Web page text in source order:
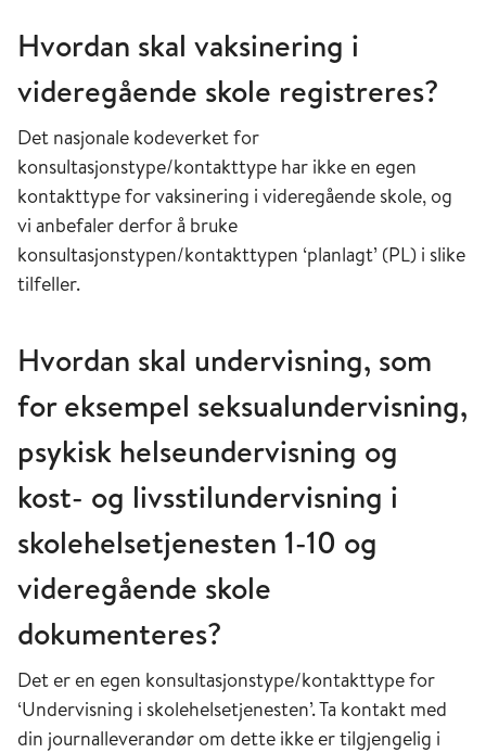
Hvordan skal vaksinering i
videregående skole registreres?
Det nasjonale kodeverket for
konsultasjonstype/kontakttype har ikke en egen
kontakttype for vaksinering i videregående skole, og
vi anbefaler derfor å bruke
konsultasjonstypen/kontakttypen ‘planlagt’ (PL) i slike
tilfeller.
Hvordan skal undervisning, som
for eksempel seksualundervisning,
psykisk helseundervisning og
kost- og livsstilundervisning i
skolehelsetjenesten 1-10 og
videregående skole
dokumenteres?
Det er en egen konsultasjonstype/kontakttype for
‘Undervisning i skolehelsetjenesten’. Ta kontakt med
din journalleverandør om dette ikke er tilgjengelig i